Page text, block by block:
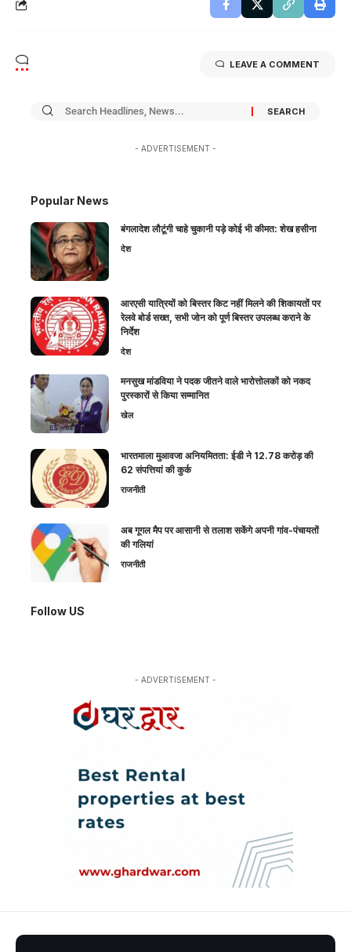
LEAVE A COMMENT
- ADVERTISEMENT -
Popular News
बंगलादेश लौटूंगी चाहे चुकानी पड़े कोई भी कीमत: शेख हसीना
देश
आरएसी यात्रियों को बिस्तर किट नहीं मिलने की शिकायतों पर
रेलवे बोर्ड सख्त, सभी जोन को पूर्ण बिस्तर उपलब्ध कराने के
निर्देश
देश
मनसुख मांडविया ने पदक जीतने वाले भारोत्तोलकों को नकद
पुरस्कारों से किया सम्मानित
खेल
भारतमाला मुआवजा अनियमितता: ईडी ने 12.78 करोड़ की
62 संपत्तियां की कुर्क
राजनीती
अब गूगल मैप पर आसानी से तलाश सकेंगे अपनी गांव-पंचायतों
की गलियां
राजनीती
Follow US
- ADVERTISEMENT -